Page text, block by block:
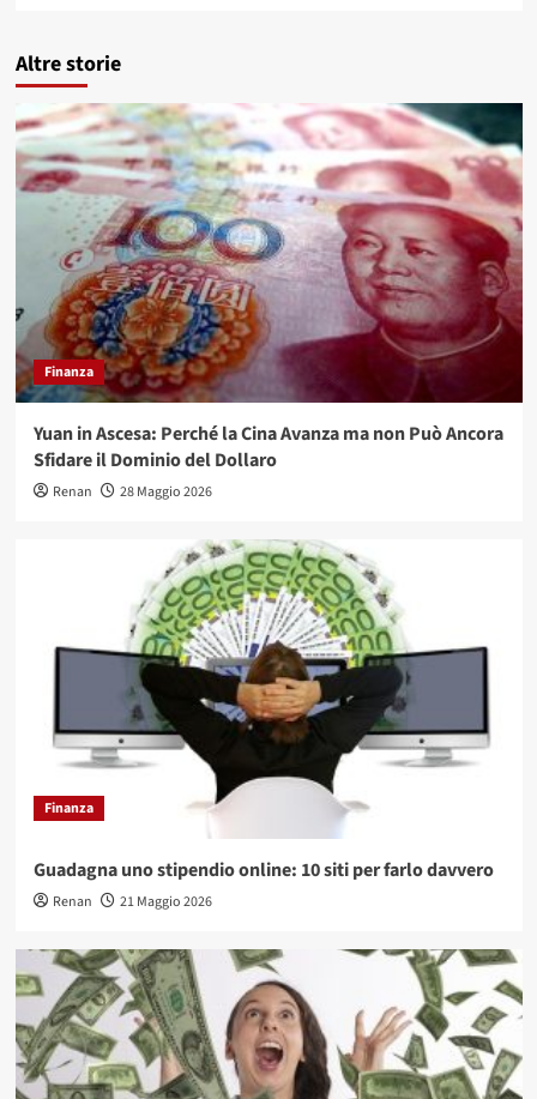
Altre storie
Finanza
Yuan in Ascesa: Perché la Cina Avanza ma non Può Ancora
Sfidare il Dominio del Dollaro
Renan 28 Maggio 2026
Finanza
Guadagna uno stipendio online: 10 siti per farlo davvero
Renan 21 Maggio 2026